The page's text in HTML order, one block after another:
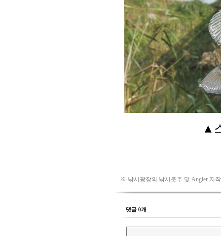
※ 낚시광장의 낚시춘추 및 Angler 저
댓글 0개